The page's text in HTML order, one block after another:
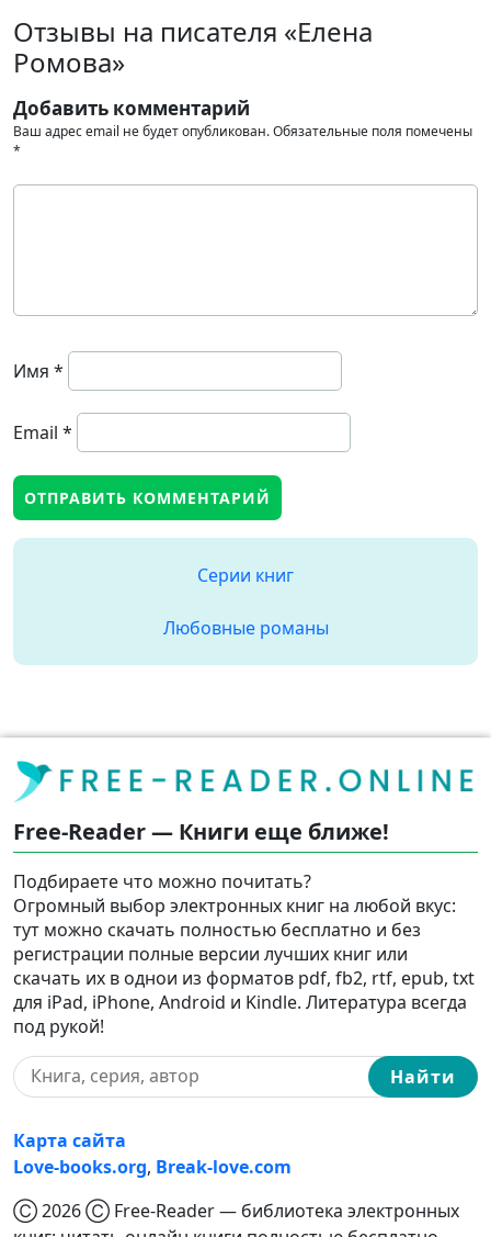
Отзывы на писателя «Елена
Ромова»
Добавить комментарий
Ваш адрес email не будет опубликован.Обязательные поля помечены
*
Имя *
Email *
Серии книг
Любовные романы
Free-Reader — Книги еще ближе!
Подбираете что можно почитать?
Огромный выбор электронных книг на любой вкус:
тут можно скачать полностью бесплатно и без
регистрации полные версии лучших книг или
скачать их в однои из форматов pdf, fb2, rtf, epub, txt
для iPad, iPhone, Android и Kindle. Литература всегда
под рукой!
Найти
Карта сайта
Love-books.org, Break-love.com
Ⓒ 2026 Ⓒ Free-Reader — библиотека электронных